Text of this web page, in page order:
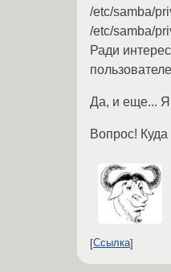
/etc/samba/
/etc/samba/
Ради
Да, и еще... Я
Вопрос!
Ссылка